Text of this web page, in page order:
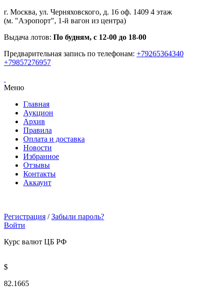
г. Москва, ул. Черняховского, д. 16 оф. 1409 4 этаж
(м. "Аэропорт", 1-й вагон из центра)
Выдача лотов: По будням, с 12-00 до 18-00
Предварительная запись по телефонам: +79265364340
+79857276957
Меню
Главная
Аукцион
Архив
Правила
Оплата и доставка
Новости
Избранное
Отзывы
Контакты
Аккаунт
Регистрация / Забыли пароль?
Войти
Курс валют ЦБ РФ
$
82.1665